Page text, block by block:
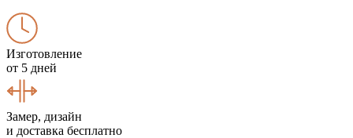
Изготовление
от 5 дней
Замер, дизайн
и доставка бесплатно